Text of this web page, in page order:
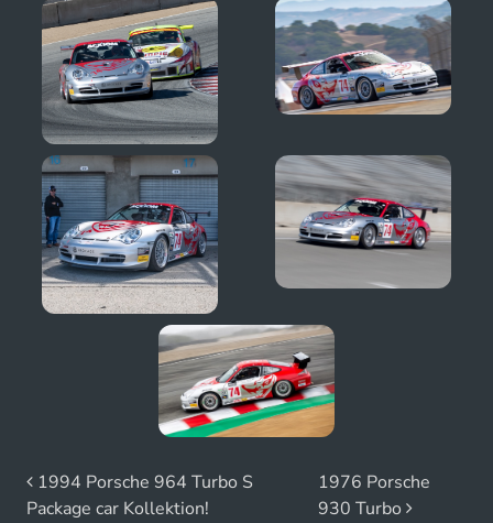
Beitrags-Navigation
1994 Porsche 964 Turbo S
Package car Kollektion!
1976 Porsche
930 Turbo